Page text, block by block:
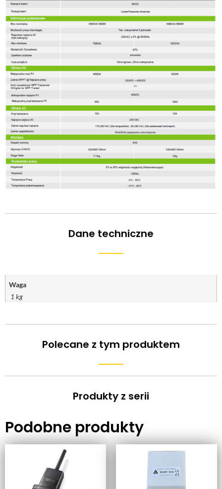
Dane techniczne
Waga
1 kg
Polecane z tym produktem
Produkty z serii
Podobne produkty